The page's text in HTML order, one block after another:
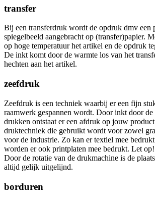
transfer
Bij een transferdruk wordt de opdruk dmv een
spiegelbeeld aangebracht op (transfer)papier.
op hoge temperatuur het artikel en de opdruk
De inkt komt door de warmte los van het
hechten aan het artikel.
zeefdruk
Zeefdruk is een techniek waarbij er een fijn
raamwerk gespannen wordt. Door inkt door de
drukken ontstaat er een afdruk op jouw
druktechniek die gebruikt wordt voor zowel
voor de industrie. Zo kan er textiel mee
worden er ook printplaten mee bedrukt. Let
Door de rotatie van de drukmachine is de
altijd gelijk uitgelijnd.
borduren